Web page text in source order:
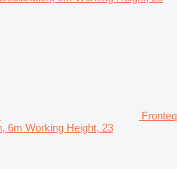
Fronteq
6m Working Height, 23